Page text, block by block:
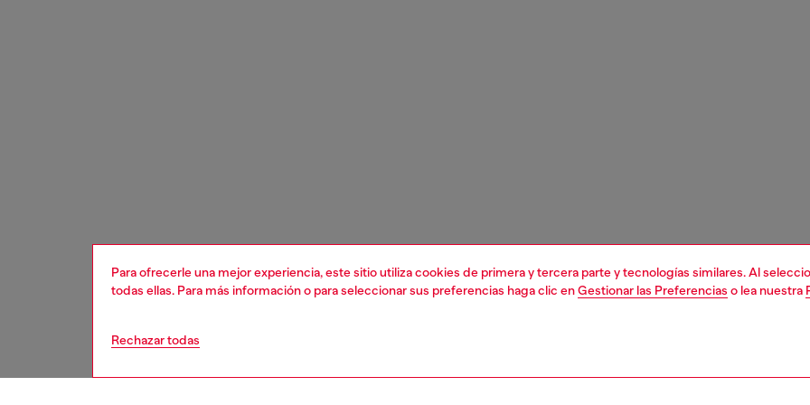
Para ofrecerle una mejor experiencia, este sitio utiliza cookies de primera y tercera parte y tecnologías similares. Al
todas ellas. Para más información o para seleccionar sus preferencias haga clic enGestionar las Preferencias o lea nuestra
Rechazar todas